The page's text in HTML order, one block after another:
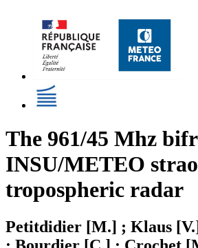
The 961/45 Mhz
INSU/METEO
tropospheric radar
Petitdidier [M.] ; Klaus